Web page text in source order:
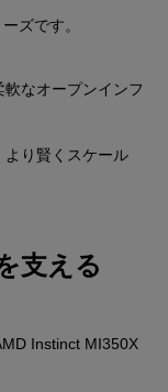
ズです。
なオープンインフ
より賢くスケール
支える
Instinct MI350X